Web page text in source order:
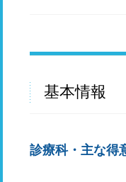
基本情報
診療科・主な得